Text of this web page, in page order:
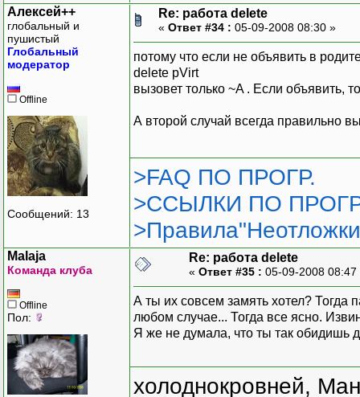
Алексей++
глобальный и
пушистый
Глобальный
модератор
Offline
Сообщений: 13
Re: работа delete
« Ответ #34 : 05-09-2008 08:30 »
потому что если не объявить в
delete pVirt
вызовет только ~A . Если объявить,
А второй случай всегда правильно
>FAQ ПО ПРОГР.
>ССЫЛКИ ПО
Malaja
Команда клуба
Offline
Пол:
Re: работа delete
« Ответ #35 : 05-09-2008
А ты их совсем замять хотел? Тогда
любом случае... Тогда все ясно.
Я же не думала, что ты так обидишь
холоднокровней,